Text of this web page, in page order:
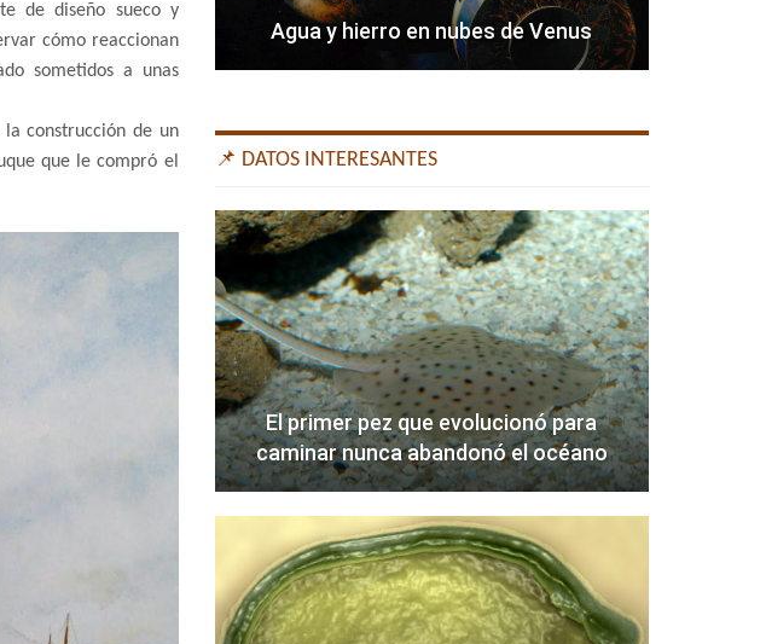
de diseño sueco y
cómo reaccionan
sometidos a unas
construcción de un
que le compró el
Agua y hierro en nubes de Venus
📌 DATOS INTERESANTES
El primer pez que evolucionó para
caminar nunca abandonó el océano